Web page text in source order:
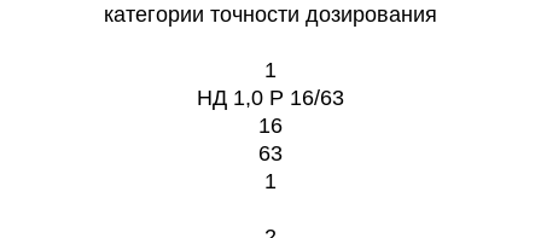
категории точности дозирования
1
НД 1,0 Р 16/63
16
63
1